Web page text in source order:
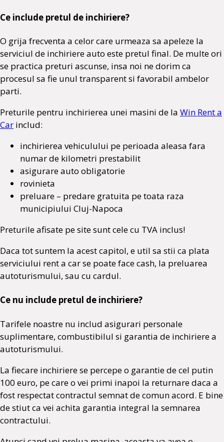
Ce include pretul de inchiriere?
O grija frecventa a celor care urmeaza sa apeleze la
serviciul de inchiriere auto este pretul final. De multe ori
se practica preturi ascunse, insa noi ne dorim ca
procesul sa fie unul transparent si favorabil ambelor
parti.
Preturile pentru inchirierea unei masini de la Win Rent a
Car includ:
inchirierea vehiculului pe perioada aleasa fara
numar de kilometri prestabilit
asigurare auto obligatorie
rovinieta
preluare – predare gratuita pe toata raza
municipiului Cluj-Napoca
Preturile afisate pe site sunt cele cu TVA inclus!
Daca tot suntem la acest capitol, e util sa stii ca plata
serviciului rent a car se poate face cash, la preluarea
autoturismului, sau cu cardul.
Ce nu include pretul de inchiriere?
Tarifele noastre nu includ asigurari personale
suplimentare, combustibilul si garantia de inchiriere a
autoturismului.
La fiecare inchiriere se percepe o garantie de cel putin
100 euro, pe care o vei primi inapoi la returnare daca a
fost respectat contractul semnat de comun acord. E bine
de stiut ca vei achita garantia integral la semnarea
contractului.